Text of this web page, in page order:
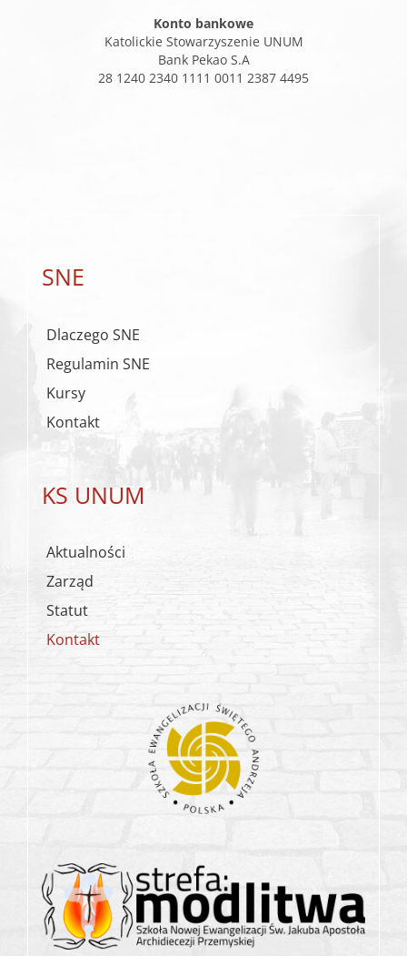
Konto bankowe
Katolickie Stowarzyszenie UNUM
Bank Pekao S.A
28 1240 2340 1111 0011 2387 4495
SNE
Dlaczego SNE
Regulamin SNE
Kursy
Kontakt
KS UNUM
Aktualności
Zarząd
Statut
Kontakt